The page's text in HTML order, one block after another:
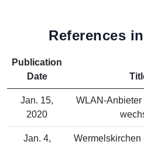
References
Publication
Date
Jan. 15,
2020
WLAN-Anbieter
Jan. 4,
Wermelskirchen